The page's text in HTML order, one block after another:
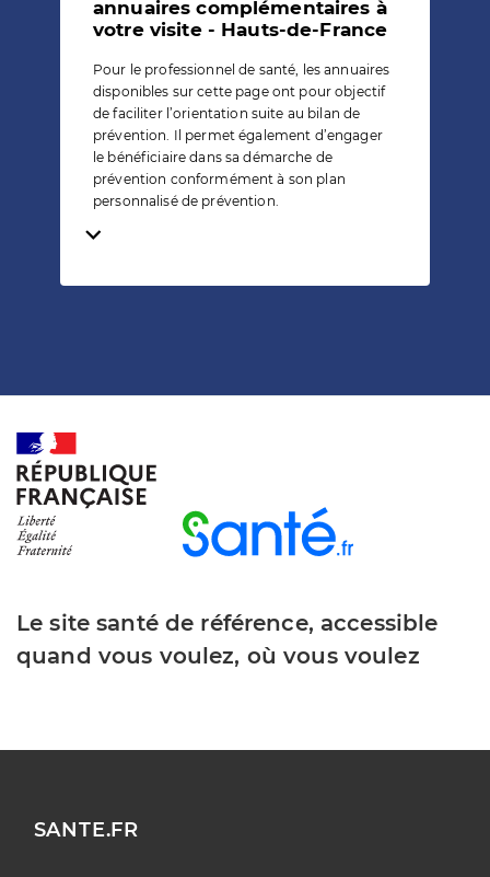
annuaires complémentaires à
votre visite - Hauts-de-France
Pour le professionnel de santé, les annuaires
disponibles sur cette page ont pour objectif
de faciliter l’orientation suite au bilan de
prévention. Il permet également d’engager
le bénéficiaire dans sa démarche de
prévention conformément à son plan
personnalisé de prévention.
Temps de lecture
Le site santé de référence, accessible
quand vous voulez, où vous voulez
SANTE.FR